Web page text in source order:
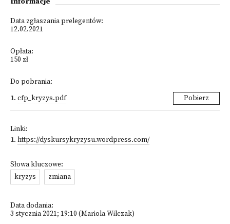
Data zgłaszania prelegentów:
12.02.2021
Opłata:
150 zł
Do pobrania:
1. cfp_kryzys.pdf Pobierz
Linki:
1. https://dyskursykryzysu.wordpress.com/
Słowa kluczowe:
kryzys
zmiana
Data dodania:
3 stycznia 2021; 19:10 (Mariola Wilczak)